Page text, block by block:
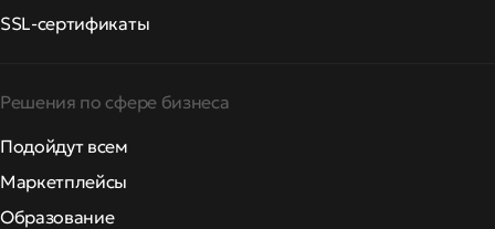
SSL-сертификаты
Решения по сфере бизнеса
Подойдут всем
Маркетплейсы
Образование